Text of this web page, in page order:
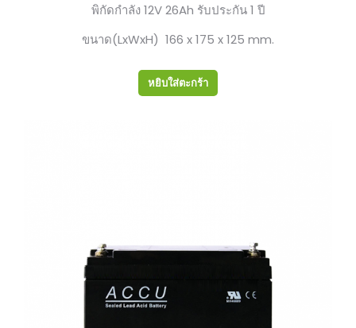
พิกัดกำลัง 12V 26Ah รับประกัน 1 ปี
ขนาด(LxWxH) 166 x 175 x 125 mm.
หยิบใส่ตะกร้า